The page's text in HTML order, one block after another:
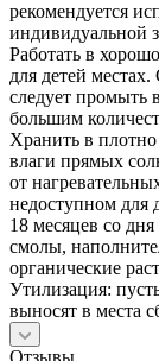
рекомендуется
индивидуальной
Работать в
для детей
следует промыть
большим
Хранить в плотно
влаги прямых
от
недоступном для
18 месяцев со
смолы,
органические
Утилизация:
выносят в места
Отзывы